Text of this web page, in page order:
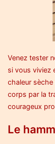
Venez tester
si vous viviez
chaleur
corps par la
courageux
Le